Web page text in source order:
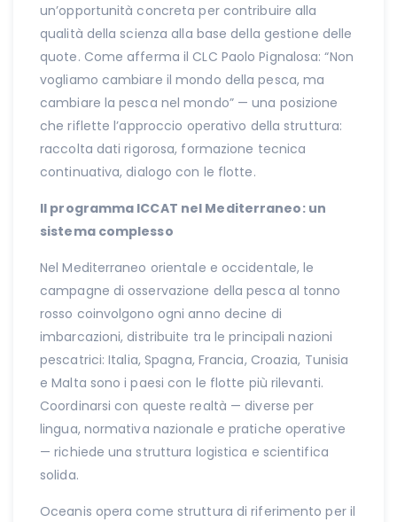
un’opportunità concreta per contribuire alla
qualità della scienza alla base della gestione delle
quote. Come afferma il CLC Paolo Pignalosa: “Non
vogliamo cambiare il mondo della pesca, ma
cambiare la pesca nel mondo” — una posizione
che riflette l’approccio operativo della struttura:
raccolta dati rigorosa, formazione tecnica
continuativa, dialogo con le flotte.
Il programma ICCAT nel Mediterraneo: un
sistema complesso
Nel Mediterraneo orientale e occidentale, le
campagne di osservazione della pesca al tonno
rosso coinvolgono ogni anno decine di
imbarcazioni, distribuite tra le principali nazioni
pescatrici: Italia, Spagna, Francia, Croazia, Tunisia
e Malta sono i paesi con le flotte più rilevanti.
Coordinarsi con queste realtà — diverse per
lingua, normativa nazionale e pratiche operative
— richiede una struttura logistica e scientifica
solida.
Oceanis opera come struttura di riferimento per il